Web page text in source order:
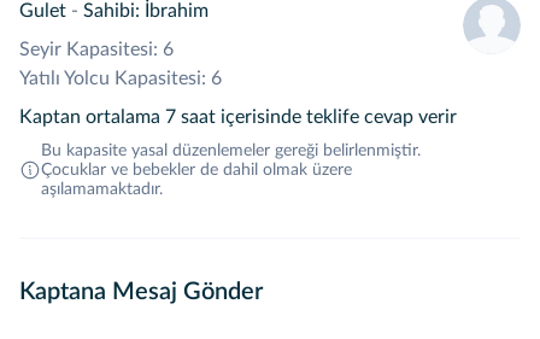
Gulet - Sahibi: İbrahim
Seyir Kapasitesi: 6
Yatılı Yolcu Kapasitesi: 6
Kaptan ortalama 7 saat içerisinde teklife cevap verir
Bu kapasite yasal düzenlemeler gereği belirlenmiştir.
Çocuklar ve bebekler de dahil olmak üzere
aşılamamaktadır.
Kaptana Mesaj Gönder